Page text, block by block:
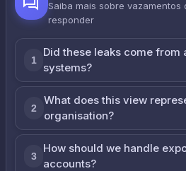
Saiba mais sobre vazamentos
responder
1
Did these leaks come from
systems?
2
What does this view
organisation?
3
How should we handle
accounts?